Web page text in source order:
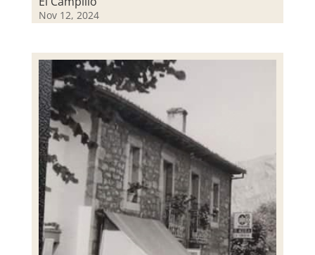
Nov 12, 2024